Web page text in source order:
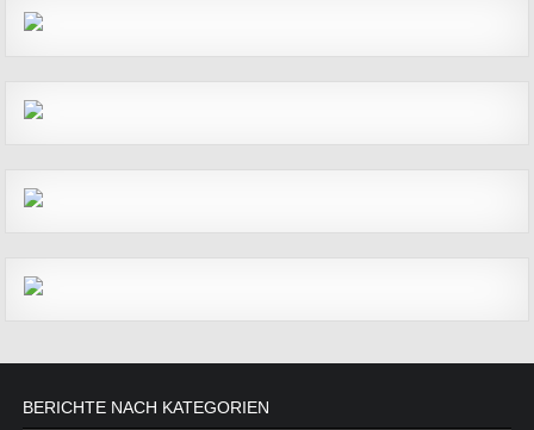
BERICHTE NACH KATEGORIEN